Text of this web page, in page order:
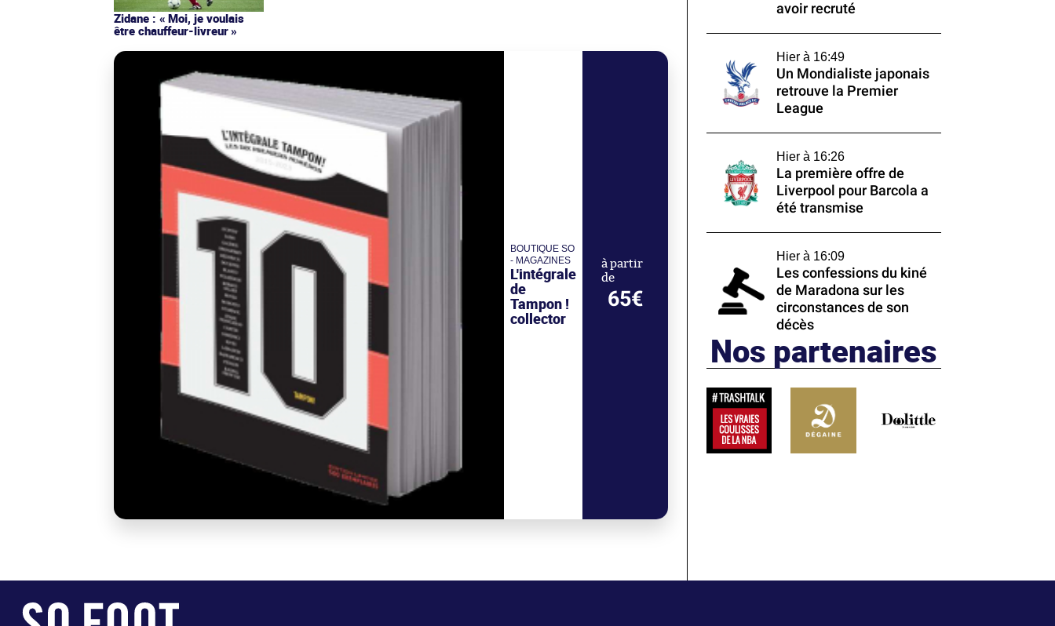
Zidane : « Moi, je voulais
être chauffeur-livreur »
BOUTIQUE SO
- MAGAZINES
L'intégrale
de
Tampon !
collector
à partir
de
65€
avoir recruté
Hier à 16:49
Un Mondialiste japonais
retrouve la Premier
League
Hier à 16:26
La première offre de
Liverpool pour Barcola a
été transmise
Hier à 16:09
Les confessions du kiné
de Maradona sur les
circonstances de son
décès
Nos partenaires